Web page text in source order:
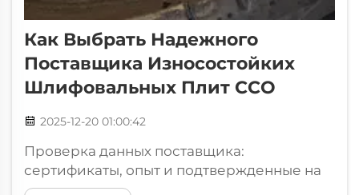
Как Выбрать Надежного
Поставщика Износостойких
Шлифовальных Плит CCO
2025-12-20 01:00:42
Проверка данных поставщика:
сертификаты, опыт и подтвержденные на
практике износостойкие шлифовальные